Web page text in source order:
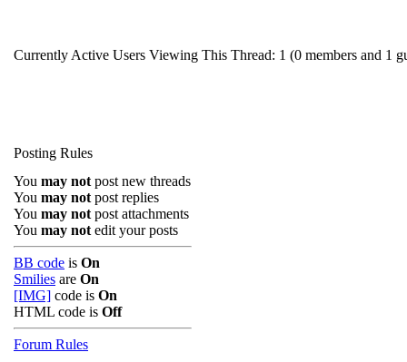
Currently Active Users Viewing This Thread: 1 (0 members and 1
Posting Rules
You may not post new threads
You may not post replies
You may not post attachments
You may not edit your posts
BB code is On
Smilies are On
[IMG] code is On
HTML code is Off
Forum Rules